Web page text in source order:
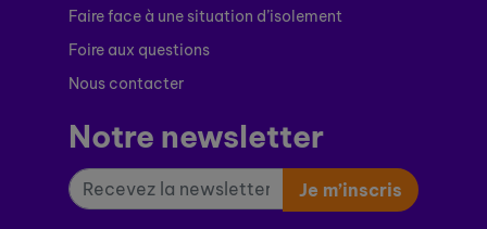
Faire face à une situation d’isolement
Foire aux questions
Nous contacter
Notre newsletter
Je m’inscris